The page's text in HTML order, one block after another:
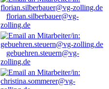
florian.silberbauer@vg-
zolling.de
gebuehren.steuern@vg-
zolling.de